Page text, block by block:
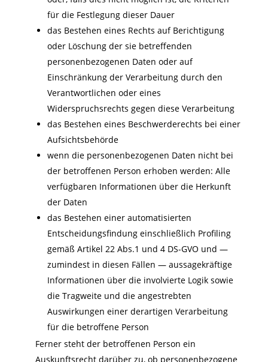
für die Festlegung dieser Dauer
das Bestehen eines Rechts auf Berichtigung
oder Löschung der sie betreffenden
personenbezogenen Daten oder auf
Einschränkung der Verarbeitung durch den
Verantwortlichen oder eines
Widerspruchsrechts gegen diese Verarbeitung
das Bestehen eines Beschwerderechts bei einer
Aufsichtsbehörde
wenn die personenbezogenen Daten nicht bei
der betroffenen Person erhoben werden: Alle
verfügbaren Informationen über die Herkunft
der Daten
das Bestehen einer automatisierten
Entscheidungsfindung einschließlich Profiling
gemäß Artikel 22 Abs.1 und 4 DS-GVO und —
zumindest in diesen Fällen — aussagekräftige
Informationen über die involvierte Logik sowie
die Tragweite und die angestrebten
Auswirkungen einer derartigen Verarbeitung
für die betroffene Person
Ferner steht der betroffenen Person ein
Auskunftsrecht darüber zu, ob personenbezogene